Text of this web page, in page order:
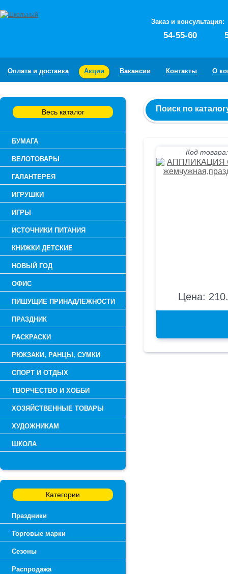
Заказ и консультация:
54-55-60
Оплата и доставка Акции Вакансии Контакты О
Весь каталог
БУМАГА
ВЕЛОТОВАРЫ
ГАЛАНТЕРЕЯ
ИГРУШКИ
ИГРЫ
ИСТОЧНИКИ ПИТАНИЯ
КНИЖКИ ДЕТСКИЕ
НОВЫЙ ГОД
ОФИС
ПИШУЩИЕ ПРИНАДЛЕЖНОСТИ
ПРАЗДНИК
РАСКРАСКИ
РЮКЗАКИ, РАНЦЫ, СУМКИ
СПОРТ И ОТДЫХ
ТВОРЧЕСТВО И ХОББИ
ХОЗЯЙСТВЕННЫЕ ТОВАРЫ
ХУДОЖНИКАМ
ШКОЛА
Категории
Праздники
Торговые марки
Сезоны
Распродажа
Поиск по
Код
Цена: